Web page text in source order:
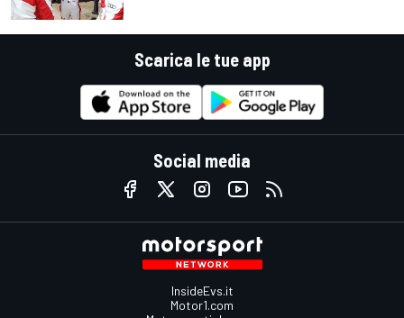
Scarica le tue app
Social media
InsideEvs.it
Motor1.com